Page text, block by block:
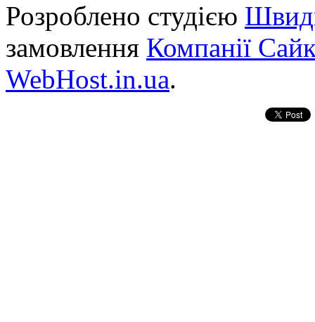
Розроблено студією
замовлення Компанії
WebHost.in.ua.